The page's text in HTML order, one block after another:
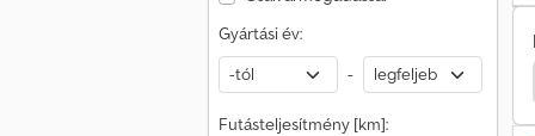
Gyártási év:
-
Futásteljesítmény [km]:
Mercedes-Benz Antos Renault D Teherautó